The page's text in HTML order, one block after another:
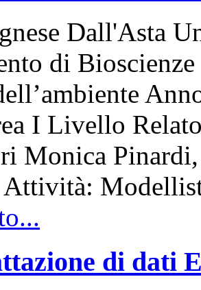
Dall'Asta
di
I Livello
Monica
Attività:
di dati